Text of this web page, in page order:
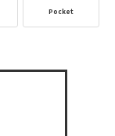
Pocket